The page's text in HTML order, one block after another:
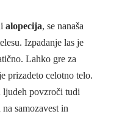
alopecija, se nanaša
Izpadanje las je
Lahko gre za
prizadeto celotno telo.
ljudeh povzroči tudi
samozavest in